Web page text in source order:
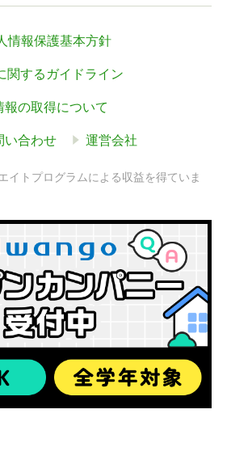
情報保護基本方針
関するガイドライン
の取得について
い合わせ 運営会社
イトプログラムによる収益を得ていま